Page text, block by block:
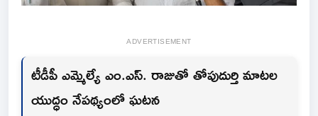
ADVERTISEMENT
టీడీపీ ఎమ్మెల్యే ఎం.ఎస్. రాజుతో తోపుదుర్తి మాటల
యుద్ధం నేపథ్యంలో ఘటన